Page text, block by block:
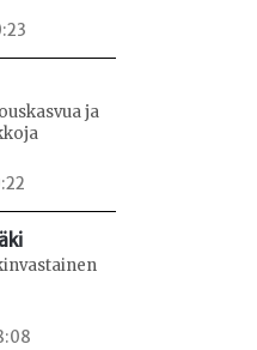
ja